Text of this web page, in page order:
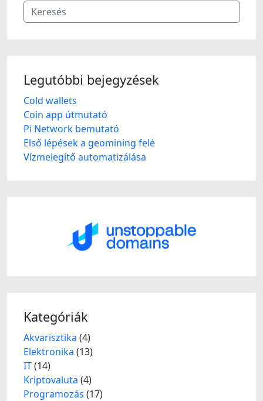
Legutóbbi bejegyzések
Cold wallets
Coin app útmutató
Pi Network bemutató
Első lépések a geomining felé
Vízmelegítő automatizálása
Kategóriák
Akvarisztika (4)
Elektronika (13)
IT(14)
Kriptovaluta (4)
Programozás (17)